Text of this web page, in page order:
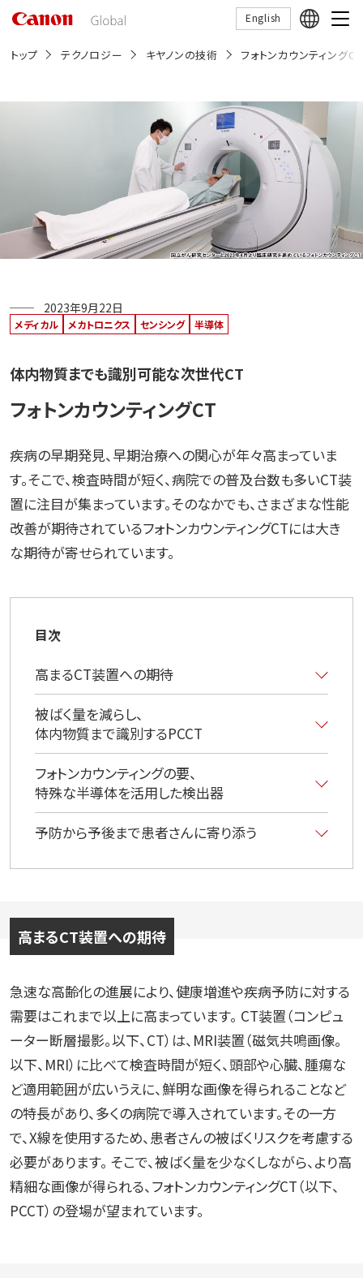
English
トップ テクノロジー キヤノンの技術 フォトンカウンティングCT
メディカル メカトロニクス センシング 半導体
2023年9月22日
体内物質までも識別可能な次世代CT
フォトンカウンティングCT
疾病の早期発見、早期治療への関心が年々高まっていま
す。そこで、検査時間が短く、病院での普及台数も多いCT装
置に注目が集まっています。そのなかでも、さまざまな性能
改善が期待されているフォトンカウンティングCTには大き
な期待が寄せられています。
目次
高まるCT装置への期待
被ばく量を減らし、
体内物質まで識別するPCCT
フォトンカウンティングの要、
特殊な半導体を活用した検出器
予防から予後まで患者さんに寄り添う
高まるCT装置への期待
急速な高齢化の進展により、健康増進や疾病予防に対する
需要はこれまで以上に高まっています。 CT装置（コンピュ
ーター断層撮影。以下、CT）は、MRI装置（磁気共鳴画像。
以下、MRI）に比べて検査時間が短く、頭部や心臓、腫瘍な
ど適用範囲が広いうえに、鮮明な画像を得られることなど
の特長があり、多くの病院で導入されています。その一方
で、X線を使用するため、患者さんの被ばくリスクを考慮する
必要があります。 そこで、被ばく量を少なくしながら、より高
精細な画像が得られる、フォトンカウンティングCT（以下、
PCCT）の登場が望まれています。